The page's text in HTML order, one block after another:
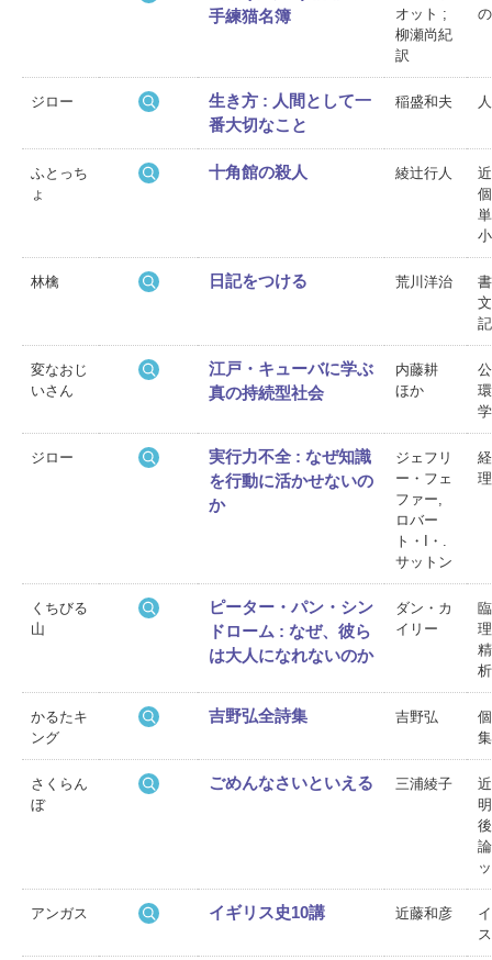
手練猫名簿
オット ;
柳瀬尚紀
訳
ジロー
生き方 : 人間として一
番大切なこと
稲盛和夫
ふとっち
ょ
十角館の殺人 綾辻行人
林檎 日記をつける 荒川洋治
変なおじ
いさん
江戸・キューバに学ぶ
真の持続型社会
内藤耕
ほか
学
ジロー
実行力不全 : なぜ知識
を行動に活かせないの
か
ジェフリ
ー・フェ
ファー,
ロバー
ト・I・.
サットン
理
くちびる
山
ピーター・パン・シン
ドローム : なぜ、彼ら
は大人になれないのか
ダン・カ
イリー
かるたキ
ング
吉野弘全詩集 吉野弘
集
さくらん
ぼ
ごめんなさいといえる 三浦綾子
アンガス イギリス史10講 近藤和彦
ス